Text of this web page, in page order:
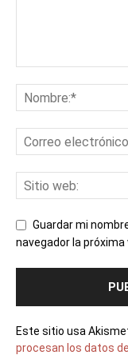
Guardar mi
navegador la próxima
Este sitio usa
procesan los datos